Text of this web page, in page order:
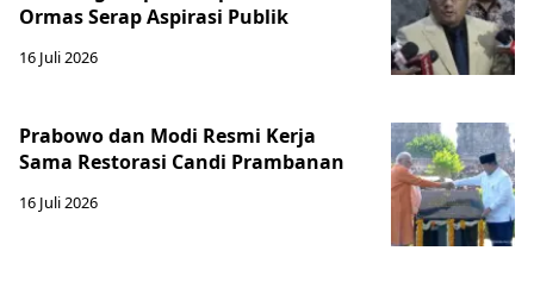
Ormas Serap Aspirasi Publik
16 Juli 2026
Prabowo dan Modi Resmi Kerja
Sama Restorasi Candi Prambanan
16 Juli 2026